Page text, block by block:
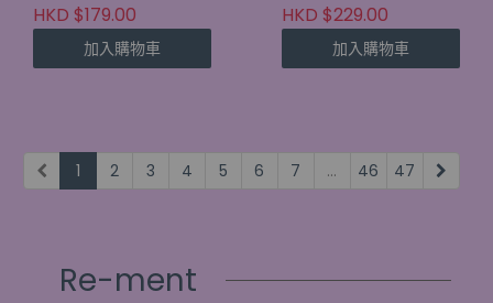
HKD $179.00
加入購物車
HKD $229.00
加入購物車
1 2 3 4 5 6 7 ... 46 47
Re-ment